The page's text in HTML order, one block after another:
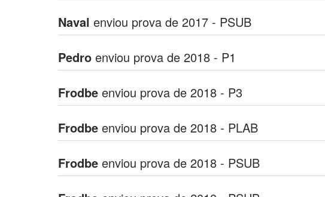
Naval enviou prova de 2017 - PSUB
Pedro enviou prova de 2018 - P1
Frodbe enviou prova de 2018 - P3
Frodbe enviou prova de 2018 - PLAB
Frodbe enviou prova de 2018 - PSUB